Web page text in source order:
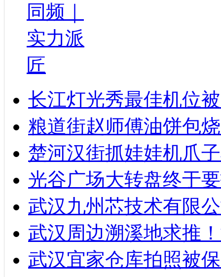
同频｜
实力派
匠
长江灯光秀最佳机位
粮道街赵师傅油饼包
楚河汉街抓娃娃机爪
光谷广场大转盘终于
武汉九州芯技术有限
武汉周边溯溪地求推
武汉宜家仓库拍照被